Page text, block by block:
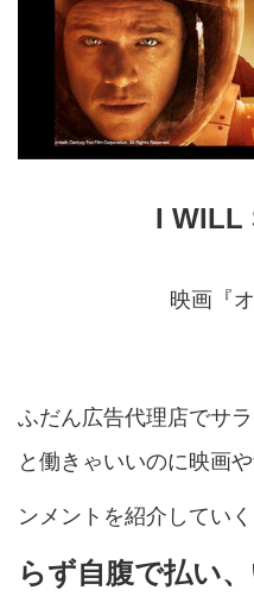
I WILL
映画『
ふだん広告代理店でサ
と働きゃいいのに映画
ンメントを紹介してい
らず自腹で払い